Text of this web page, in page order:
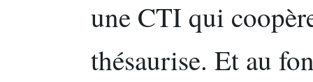
une CTI qui
thésaurise. Et au